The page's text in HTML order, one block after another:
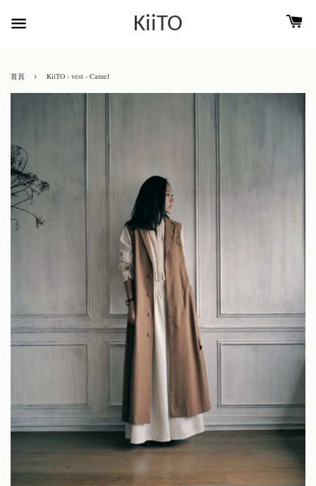
KiiTO
首頁 › KiiTO - vest - Camel